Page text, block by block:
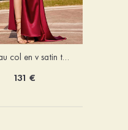
Fourreau col en v satin traîne balayage robe de bal
131 €